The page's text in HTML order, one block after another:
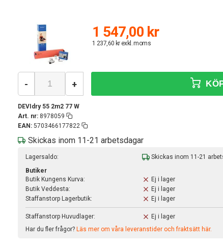
1 547,00 kr
1 237,60 kr exkl. moms
DEVIdry 55 2m2 77 W
Art. nr: 8978059
EAN: 5703466177822
- +
Skickas inom 11-21 arbetsdagar
Lagersaldo:
Skickas inom 11-21
Butiker
Butik Kungens Kurva:
Ej i lager
Butik Veddesta:
Ej i lager
Staffanstorp Lagerbutik:
Ej i lager
Staffanstorp Huvudlager:
Ej i lager
Har du fler frågor? Läs mer om våra leveranstider och fraktsätt här.